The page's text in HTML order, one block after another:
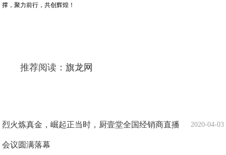
撑，聚力前行，共创辉煌！
推荐阅读：旗龙网
2020-04-03
烈火炼真金，崛起正当时，厨壹堂全国经销商直播
会议圆满落幕